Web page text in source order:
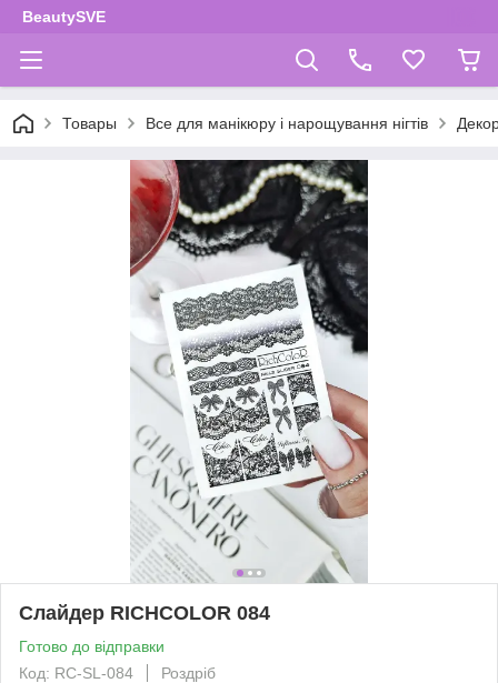
BeautySVE
Товары Все для манікюру і нарощування нігтів
Слайдер RICHCOLOR 084
Готово до відправки
Код: RC-SL-084
Роздріб